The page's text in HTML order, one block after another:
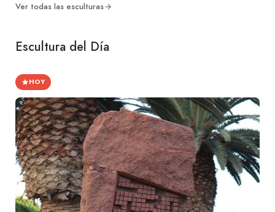
Ver todas las esculturas
Escultura del Día
HOY